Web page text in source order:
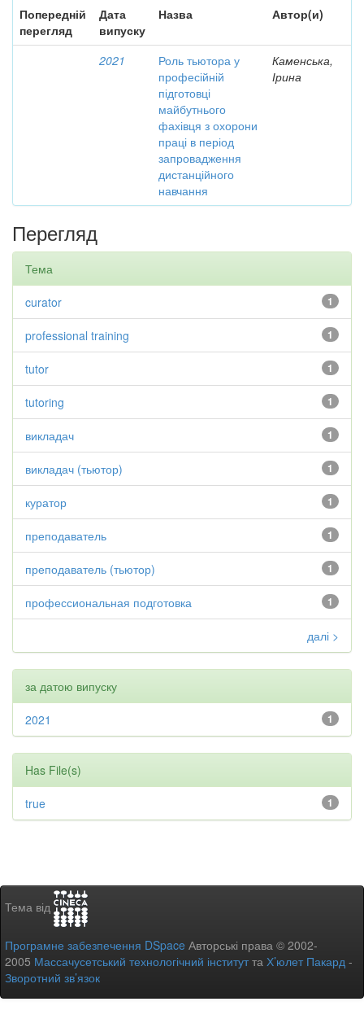
Попередній
перегляд
Дата
випуску
Назва Автор(и)
2021
Роль тьютора у
професійній
підготовці
майбутнього
фахівця з охорони
праці в період
запровадження
дистанційного
навчання
Каменська,
Ірина
Перегляд
Тема
1
curator
1
professional training
1
tutor
1
tutoring
1
викладач
1
викладач (тьютор)
1
куратор
1
преподаватель
1
преподаватель (тьютор)
1
профессиональная подготовка
далі >
за датою випуску
1
2021
Has File(s)
1
true
Тема від
Програмне забезпечення DSpace Авторські права © 2002-
2005 Массачусетський технологічний інститутта Х’юлет Пакард -
Зворотний зв’язок